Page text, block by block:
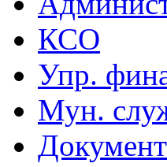
КСО
Упр.
Мун.